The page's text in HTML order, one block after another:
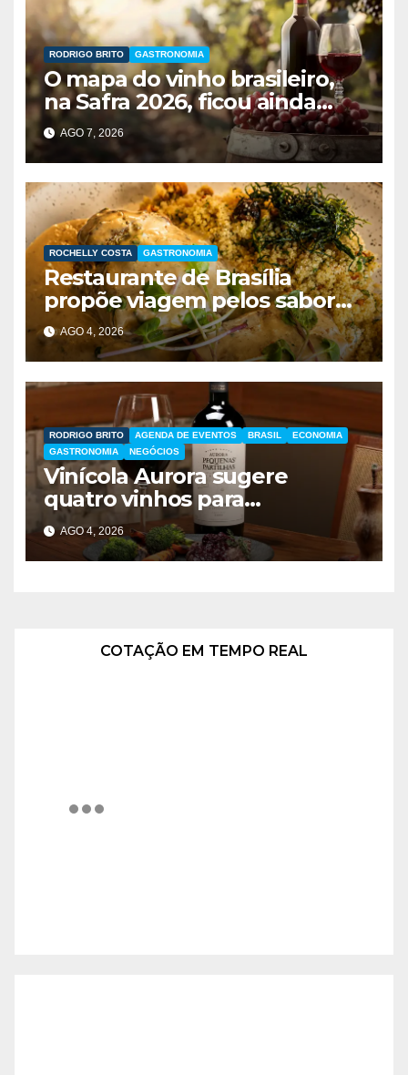
GASTRONOMIA
RODRIGO BRITO
O mapa do vinho brasileiro,
na Safra 2026, ficou ainda
maior
AGO 7, 2026
ROCHELLY COSTA GASTRONOMIA
Restaurante de Brasília
propõe viagem pelos sabores
do Brasil durante festival
gastronômico
AGO 4, 2026
RODRIGO BRITO AGENDA DE EVENTOS BRASIL
ECONOMIA
GASTRONOMIA
NEGÓCIOS
Vinícola Aurora sugere
quatro vinhos para
presentear no Dia dos Pais
AGO 4, 2026
COTAÇÃO EM TEMPO REAL